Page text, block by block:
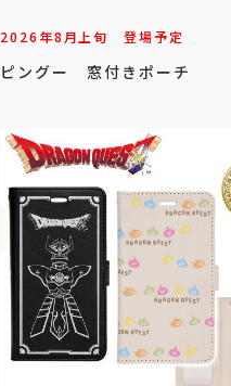
2026年8月上旬 登場予定
ピングー 窓付きポーチ